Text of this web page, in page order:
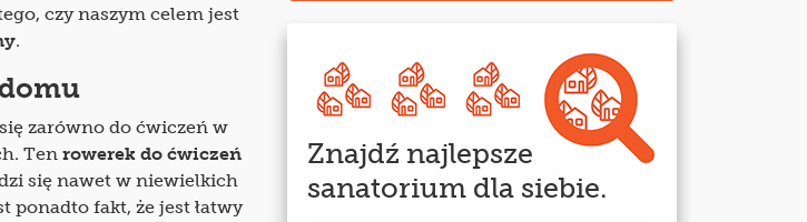
czy naszym celem jest
.
zarówno do ćwiczeń w
Ten rowerek do ćwiczeń
się nawet w niewielkich
ponadto fakt, że jest łatwy
Znajdź najlepsze
sanatorium dla siebie.